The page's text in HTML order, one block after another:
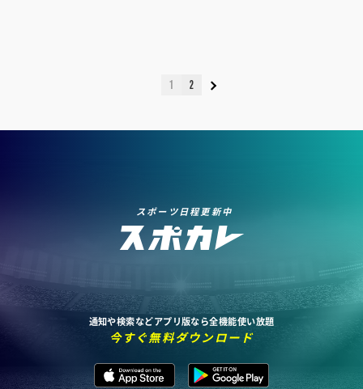
1 2
スポーツ日程更新中
通知や検索などアプリ版なら全機能使い放題
今すぐ無料ダウンロード